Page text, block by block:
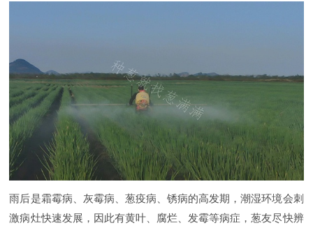
雨后是霜霉病、灰霉病、葱疫病、锈病的高发期，潮湿环境会刺
激病灶快速发展，因此有黄叶、腐烂、发霉等病症，葱友尽快辨